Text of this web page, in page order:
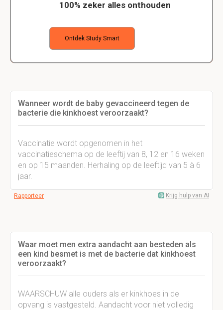
100% zeker alles onthouden
Ontdek Study Smart
Wanneer wordt de baby gevaccineerd tegen de
bacterie die kinkhoest veroorzaakt?
Vaccinatie wordt opgenomen in het
vaccinatieschema op de leeftij van 8, 12 en 16 weken
en op 15 maanden. Herhaling op de leeftijd van 5 à 6
jaar.
Rapporteer Krijg hulp van AI
Waar moet men extra aandacht aan besteden als
een kind besmet is met de bacterie dat kinkhoest
veroorzaakt?
WAARSCHUW alle ouders als er kinkhoes in de
opvang is vastgesteld. Aandacht voor niet volledig